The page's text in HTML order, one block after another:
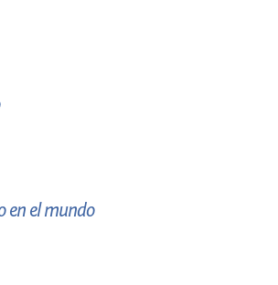
en el mundo